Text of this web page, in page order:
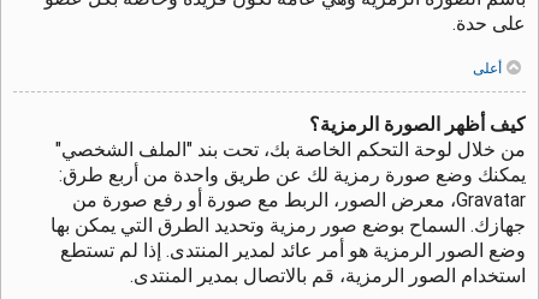
على حدة.
أعلى
كيف أظهر الصورة الرمزية؟
من خلال لوحة التحكم الخاصة بك، تحت بند "الملف الشخصي"
يمكنك وضع صورة رمزية لك عن طريق واحدة من أربع طرق:
Gravatar، معرض الصور، الربط مع صورة أو رفع صورة من
جهازك. السماح بوضع صور رمزية وتحديد الطرق التي يمكن بها
وضع الصور الرمزية هو أمر عائد لمدير المنتدى. إذا لم تستطع
استخدام الصور الرمزية، قم بالاتصال بمدير المنتدى.